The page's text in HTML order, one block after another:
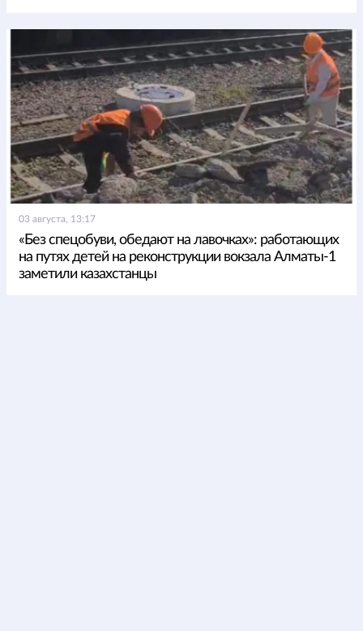
03 августа, 13:17
«Без спецобуви, обедают на лавочках»: работающих
на путях детей на реконструкции вокзала Алматы-1
заметили казахстанцы